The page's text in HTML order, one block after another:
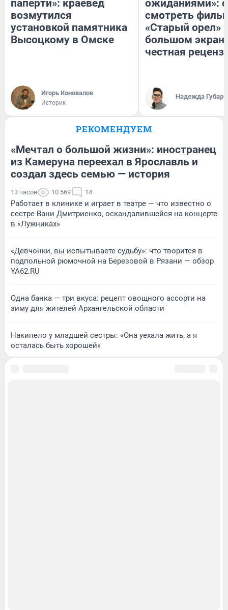
паперти»: краевед
возмутился
установкой памятника
Высоцкому в Омске
Игорь Коновалов
Историк
ожиданиями»:
смотреть
«Старый орел»
большом
честная
Надежда Губарь
РЕКОМЕНДУЕМ
«Мечтал о большой жизни»: иностранец
из Камеруна переехал в Ярославль и
создал здесь семью — история
13 часов 10 569 14
Работает в клинике и играет в театре — что известно о
сестре Вани Дмитриенко, оскандалившейся на концерте
в «Лужниках»
«Девчонки, вы испытываете судьбу»: что творится в
подпольной рюмочной на Березовой в Рязани — обзор
YA62.RU
Одна банка — три вкуса: рецепт овощного ассорти на
зиму для жителей Архангельской области
Накипело у младшей сестры: «Она уехала жить, а я
осталась быть хорошей»